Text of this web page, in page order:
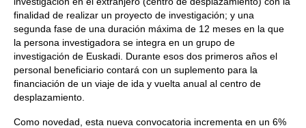
finalidad de realizar un proyecto de investigación; y una
segunda fase de una duración máxima de 12 meses en la que
la persona investigadora se integra en un grupo de
investigación de Euskadi. Durante esos dos primeros años el
personal beneficiario contará con un suplemento para la
financiación de un viaje de ida y vuelta anual al centro de
desplazamiento.
Como novedad, esta nueva convocatoria incrementa en un 6%